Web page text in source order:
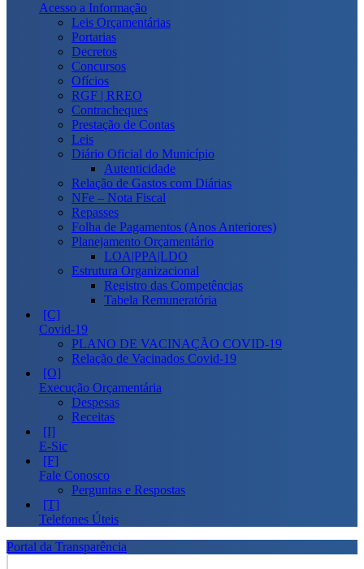
Acesso a Informação
Leis Orçamentárias
Portarias
Decretos
Concursos
Ofícios
RGF | RREO
Contracheques
Prestação de Contas
Leis
Diário Oficial do Município
Autenticidade
Relação de Gastos com Diárias
NFe – Nota Fiscal
Repasses
Folha de Pagamentos (Anos Anteriores)
Planejamento Orçamentário
LOA|PPA|LDO
Estrutura Organizacional
Registro das Competências
Tabela Remuneratória
Covid-19
PLANO DE VACINAÇÃO COVID-19
Relação de Vacinados Covid-19
Execução Orçamentária
Despesas
Receitas
E-Sic
Fale Conosco
Perguntas e Respostas
Telefones Úteis
Portal da Transparência